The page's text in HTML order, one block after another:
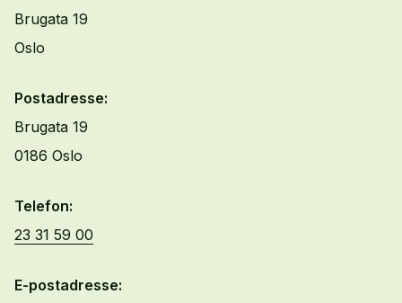
Brugata 19
Oslo
Postadresse:
Brugata 19
0186 Oslo
Telefon:
23 31 59 00
E-postadresse: